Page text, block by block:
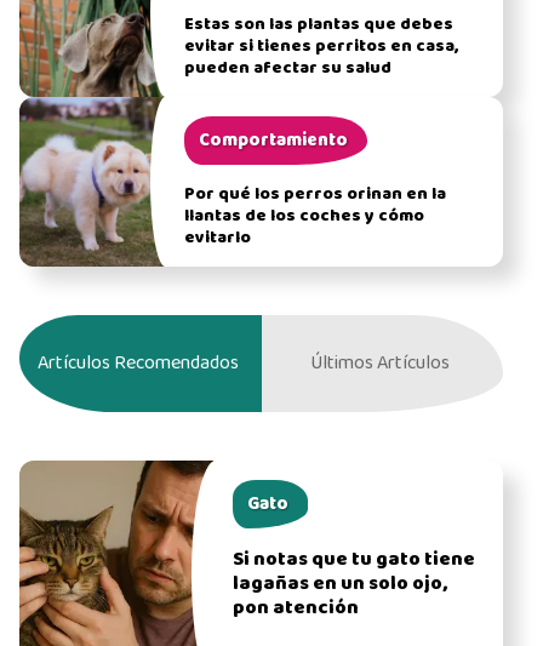
Estas son las plantas que debes
evitar si tienes perritos en casa,
pueden afectar su salud
Comportamiento
Por qué los perros orinan en la
llantas de los coches y cómo
evitarlo
Artículos Recomendados Últimos Artículos
Gato
Si notas que tu gato tiene
lagañas en un solo ojo,
pon atención